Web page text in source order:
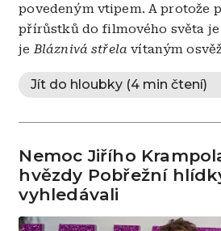
povedeným vtipem. A protože
přírůstků do filmového světa
jeBláznivá střela vítaným
Jít do hloubky (4 min čtení)
Nemoc Jiřího
hvězdy Pobřežní
vyhledávali